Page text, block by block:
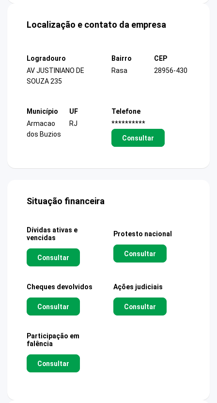
Localização e contato da empresa
Logradouro
AV JUSTINIANO DE
SOUZA 235
Bairro
Rasa
CEP
28956-430
Município
Armacao
dos Buzios
UF
RJ
Telefone
**********
Consultar
Situação financeira
Dívidas ativas e
vencidas
Consultar
Protesto nacional
Consultar
Cheques devolvidos
Consultar
Ações judiciais
Consultar
Participação em
falência
Consultar